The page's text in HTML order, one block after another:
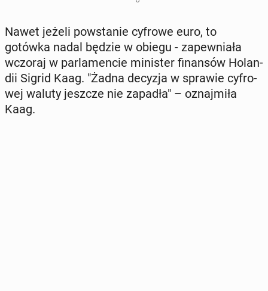
Nawet jeżeli po­wsta­nie cyfrowe euro, to
gotówka nadal będzie w obiegu - za­pew­nia­ła
wczoraj w par­la­men­cie mi­ni­ster fi­nan­sów Ho­lan­
dii Sigrid Kaag. "Żadna decyzja w sprawie cy­fro­
wej waluty jeszcze nie zapadła" – oznaj­mi­ła
Kaag.